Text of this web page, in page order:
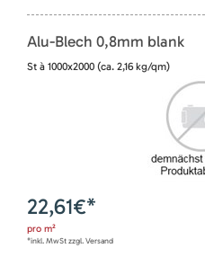
Alu-Blech 0,8mm blank
St à 1000x2000 (ca. 2,16 kg/qm)
22,61€*
pro m²
*inkl. MwSt zzgl. Versand